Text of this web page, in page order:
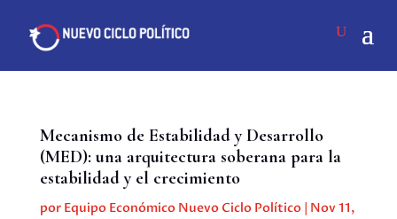
Mecanismo de Estabilidad y Desarrollo
(MED): una arquitectura soberana para la
estabilidad y el crecimiento
por Equipo Económico Nuevo Ciclo Político| Nov 11,